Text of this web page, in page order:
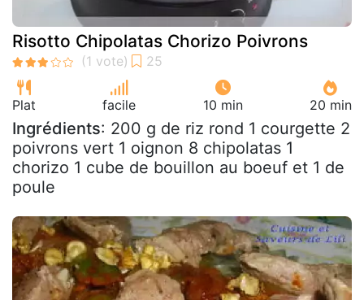
Risotto Chipolatas Chorizo Poivrons
Plat facile 10 min 20 min
Ingrédients: 200 g de riz rond 1 courgette 2
poivrons vert 1 oignon 8 chipolatas 1
chorizo 1 cube de bouillon au boeuf et 1 de
poule